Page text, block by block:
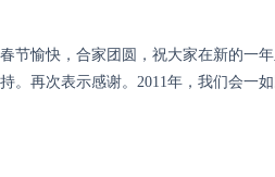
节愉快，合家团圆，祝大家在新的一年
。再次表示感谢。2011年，我们会一